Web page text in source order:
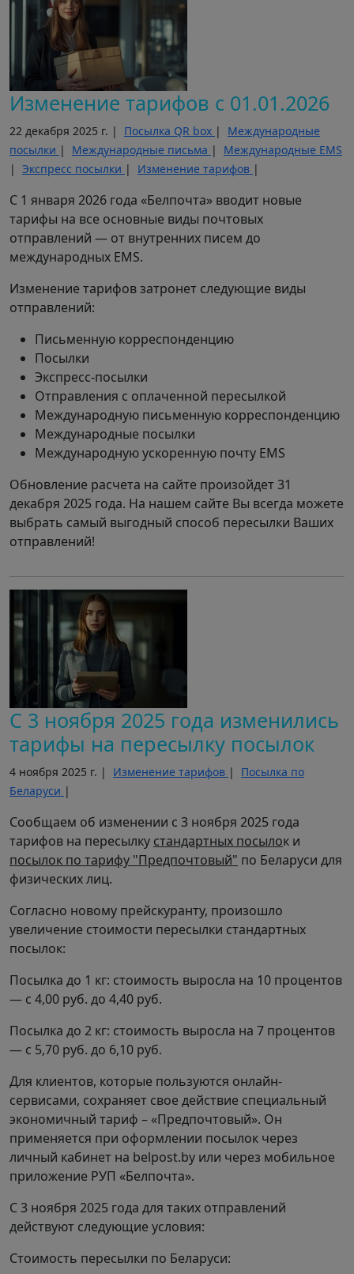
Изменение тарифов с 01.01.2026
22 декабря 2025 г. | Посылка QR box | Международные
посылки | Международные письма | Международные EMS
| Экспресс посылки | Изменение тарифов |
С 1 января 2026 года «Белпочта» вводит новые
тарифы на все основные виды почтовых
отправлений — от внутренних писем до
международных EMS.
Изменение тарифов затронет следующие виды
отправлений:
Письменную корреспонденцию
Посылки
Экспресс-посылки
Отправления с оплаченной пересылкой
Международную письменную корреспонденцию
Международные посылки
Международную ускоренную почту EMS
Обновление расчета на сайте произойдет 31
декабря 2025 года. На нашем сайте Вы всегда можете
выбрать самый выгодный способ пересылки Ваших
отправлений!
С 3 ноября 2025 года изменились
тарифы на пересылку посылок
4 ноября 2025 г. | Изменение тарифов | Посылка по
Беларуси |
Сообщаем об изменении с 3 ноября 2025 года
тарифов на пересылку стандартных посылок и
посылок по тарифу "Предпочтовый" по Беларуси для
физических лиц.
Согласно новому прейскуранту, произошло
увеличение стоимости пересылки стандартных
посылок:
Посылка до 1 кг: стоимость выросла на 10 процентов
— с 4,00 руб. до 4,40 руб.
Посылка до 2 кг: стоимость выросла на 7 процентов
— с 5,70 руб. до 6,10 руб.
Для клиентов, которые пользуются онлайн-
сервисами, сохраняет свое действие специальный
экономичный тариф – «Предпочтовый». Он
применяется при оформлении посылок через
личный кабинет на belpost.by или через мобильное
приложение РУП «Белпочта».
С 3 ноября 2025 года для таких отправлений
действуют следующие условия:
Стоимость пересылки по Беларуси: